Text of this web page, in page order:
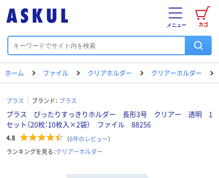
カゴ
メニュー
ホーム ファイル クリアホルダー クリアーホルダー
プラス ブランド： プラス
プラス ぴったりすっきりホルダー 長形3号 クリアー 透明 1
セット（20枚：10枚入×2袋） ファイル 88256
4.8 （6件のレビュー）
ランキングを見る：クリアーホルダー